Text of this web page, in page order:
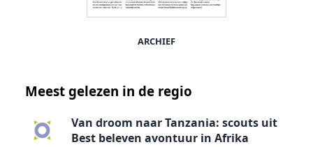
ARCHIEF
Meest gelezen in de regio
Van droom naar Tanzania: scouts uit
Best beleven avontuur in Afrika